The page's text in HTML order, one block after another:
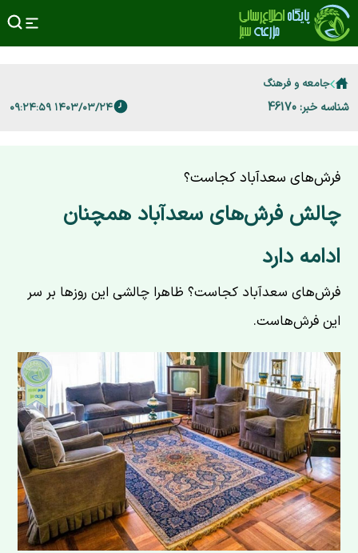
جامعه و فرهنگ
شناسه خبر: 46170 ۱۴۰۳/۰۳/۲۴ ۰۹:۲۴:۵۹
فرش‌های سعدآباد کجاست؟
چالش فرش‌های سعدآباد همچنان
ادامه دارد
فرش‌های سعدآباد کجاست؟ ظاهرا چالشی این روزها بر سر
این فرش‌هاست.